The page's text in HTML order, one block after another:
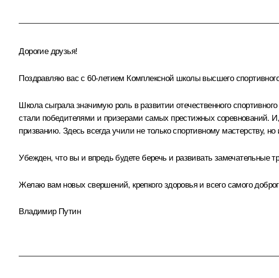
Дорогие друзья!
Поздравляю вас с 60-летием Комплексной школы высшего
Школа сыграла значимую роль в развитии отечественного
стали победителями и призерами самых престижных соревнований.
призванию. Здесь всегда учили не только спортивному мастерству,
Убежден, что вы и впредь будете беречь и развивать замечательные
Желаю вам новых свершений, крепкого здоровья и всего самого
Владимир Путин